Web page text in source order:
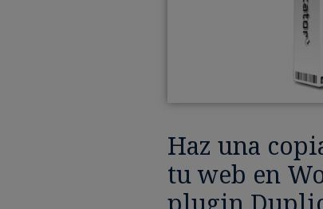
Haz una
tu web en